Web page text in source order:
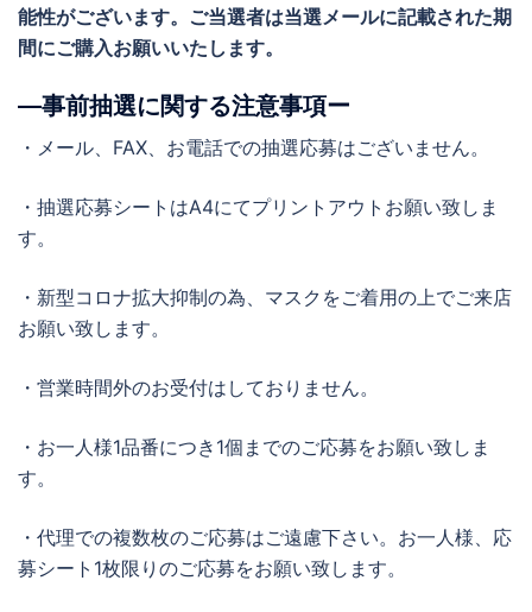
能性がございます。ご当選者は当選メールに記載された期
間にご購入お願いいたします。
―事前抽選に関する注意事項ー
・メール、FAX、お電話での抽選応募はございません。
・抽選応募シートはA4にてプリントアウトお願い致しま
す。
・新型コロナ拡大抑制の為、マスクをご着用の上でご来店
お願い致します。
・営業時間外のお受付はしておりません。
・お一人様1品番につき1個までのご応募をお願い致しま
す。
・代理での複数枚のご応募はご遠慮下さい。お一人様、応
募シート1枚限りのご応募をお願い致します。